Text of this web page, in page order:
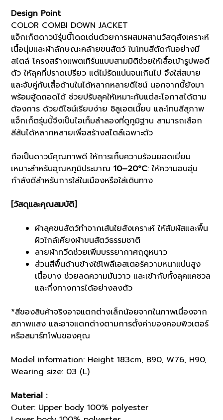
Design Point
COLOR COMBI DOWN JACKET
แจ็กเก็ตดาวน์รุ่นนี้โดดเด่นด้วยการผสมผสานวัสดุสังเคราะห์
เนื้อนุ่มและผ้าลักษณะคล้ายขนสัตว์ ในโทนสีตัดกันอย่างมี
สไตล์ โครงสร้างแพตเทิร์นแบบสามมิติช่วยให้เสื้อเข้ารูปพอดี
ตัว ให้ลุคที่ปราดเปรียว แต่ไม่รัดแน่นจนเกินไป จึงใส่สบาย
และจับคู่กับเสื้อด้านในได้หลากหลายดีไซน์ นอกจากนี้ยังมา
พร้อมฮู้ดถอดได้ ช่วยปรับลุคให้เหมาะกับแต่ละโอกาสได้ตาม
ต้องการ ด้วยดีไซน์เรียบง่าย ซิลูเอตเนี๊ยบ และโทนสีสุภาพ
แจ็กเก็ตรุ่นนี้จึงเป็นไอเท็มลำลองที่ดูภูมิฐาน สามารถเลือก
สีสันได้หลากหลายเพื่อสร้างสไตล์เฉพาะตัว
ถือเป็นดาวน์คุณภาพดี ให้การเก็บความร้อนยอดเยี่ยม
เหมาะสำหรับอุณหภูมิประมาณ 10–20°C: ให้ความอบอุ่น
กำลังดีสำหรับการใส่ในเมืองหรือใส่เดินทาง
[วัสดุและคุณสมบัติ]
ผ้าลุคขนสัตว์ทำจากเส้นใยสังเคราะห์ ให้สัมผัสและพื้น
ผิวใกล้เคียงผ้าขนสัตว์ธรรมชาติ
ลายผ้าทวีดช่วยเพิ่มบรรยากาศฤดูหนาว
ส่วนสีพื้นด้านข้างใช้โพลีเอสเตอร์ความหนาแน่นสูง
เนื้อบาง ช่วยลดความมันวาว และเข้ากับทั้งลุคแคชวล
และกึ่งทางการได้อย่างลงตัว
*สีของสินค้าจริงอาจแตกต่างเล็กน้อยจากในภาพเนื่องจาก
สภาพแสง และอาจแตกต่างตามการตั้งค่าของคอมพิวเตอร์
หรือสมาร์ทโฟนของคุณ
Model information: Height 183cm, B90, W76, H90,
Wearing size: 03 (L)
Material :
Outer: Upper body 100% polyester